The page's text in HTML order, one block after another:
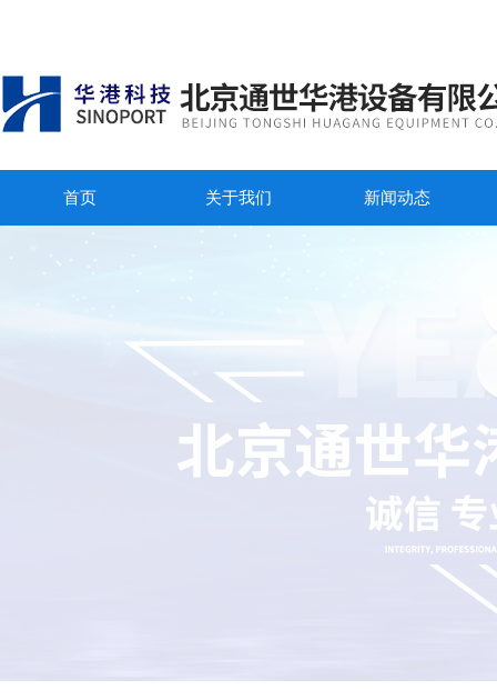
首页 关于我们 新闻动态